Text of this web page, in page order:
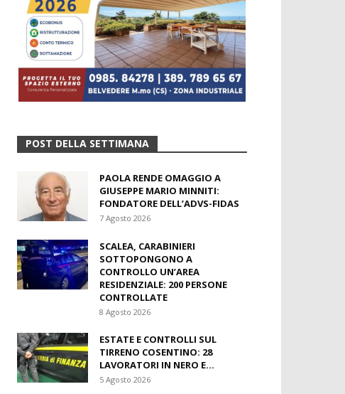
POST DELLA SETTIMANA
PAOLA RENDE OMAGGIO A
GIUSEPPE MARIO MINNITI:
FONDATORE DELL’ADVS-FIDAS
7 Agosto 2026
SCALEA, CARABINIERI
SOTTOPONGONO A
CONTROLLO UN’AREA
RESIDENZIALE: 200 PERSONE
CONTROLLATE
8 Agosto 2026
ESTATE E CONTROLLI SUL
TIRRENO COSENTINO: 28
LAVORATORI IN NERO E...
5 Agosto 2026